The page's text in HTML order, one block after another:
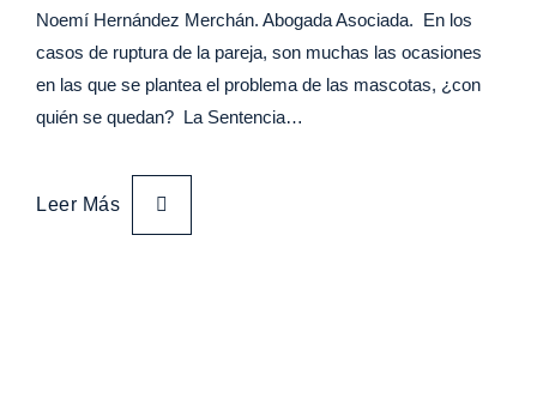
Noemí Hernández Merchán. Abogada Asociada. En los
casos de ruptura de la pareja, son muchas las ocasiones
en las que se plantea el problema de las mascotas, ¿con
quién se quedan? La Sentencia…
Leer Más